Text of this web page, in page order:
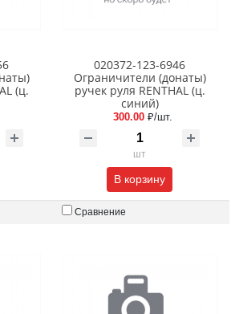
(ц.
020372-123-6946
Ограничители (донаты)
ручек руля RENTHAL (ц.
синий)
300.00 ₽/шт.
шт
В корзину
Сравнение